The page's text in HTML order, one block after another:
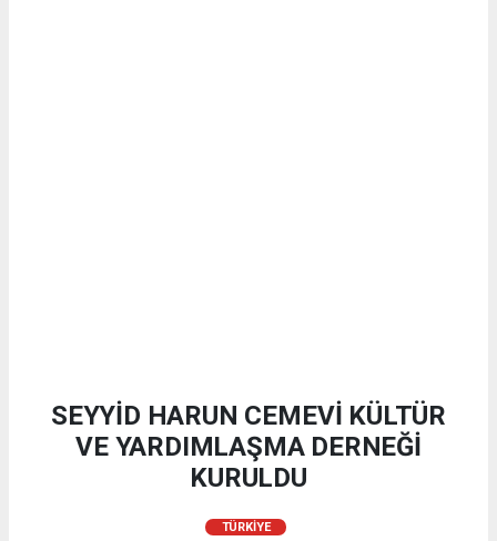
SEYYİD HARUN CEMEVİ KÜLTÜR
VE YARDIMLAŞMA DERNEĞİ
KURULDU
TÜRKIYE